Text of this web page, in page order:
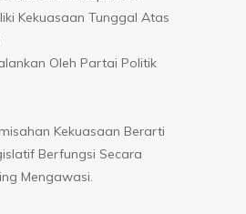
Kekuasaan Tunggal Atas
Oleh Partai Politik
Kekuasaan Berarti
Berfungsi Secara
Mengawasi.